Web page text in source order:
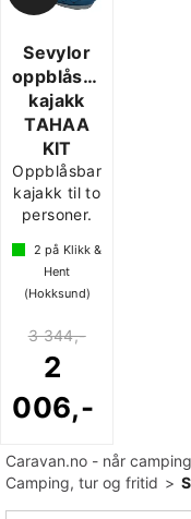
Sevylor
oppblåsbar
kajakk
TAHAA
KIT
Oppblåsbar
kajakk til to
personer.
2 på Klikk &
Hent
(Hokksund)
3 344,-
2
006,-
Caravan.no - når
Camping, tur og fritid>